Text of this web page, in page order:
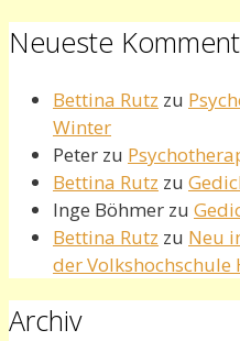
Neueste
Bettina Rutz zu
Winter
Peter zu
Bettina Rutz zu
Inge Böhmer zu
Bettina Rutz zu Neu
der
Archiv